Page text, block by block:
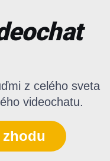
z celého sveta
videochatu.